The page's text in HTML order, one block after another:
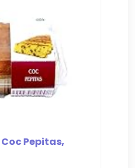
Coc Pepitas,